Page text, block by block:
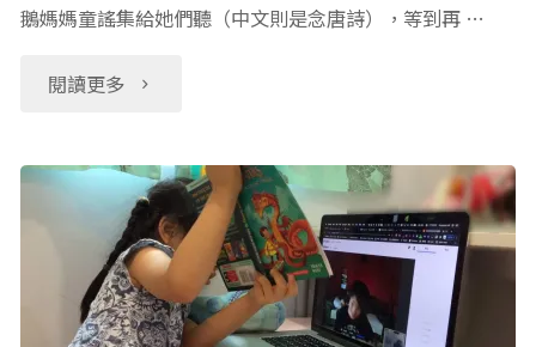
火
蜥
的
冬
日
鵝媽媽童謠集給她們聽（中文則是念唐詩），等到再 …
閱讀更多
"【韻
詩
句
練